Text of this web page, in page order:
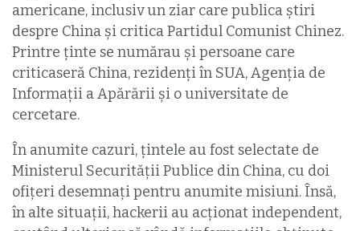
americane, inclusiv un ziar care publica știri
despre China și critica Partidul Comunist Chinez.
Printre ținte se numărau și persoane care
criticaseră China, rezidenți în SUA, Agenția de
Informații a Apărării și o universitate de
cercetare.
În anumite cazuri, țintele au fost selectate de
Ministerul Securității Publice din China, cu doi
ofițeri desemnați pentru anumite misiuni. Însă,
în alte situații, hackerii au acționat independent,